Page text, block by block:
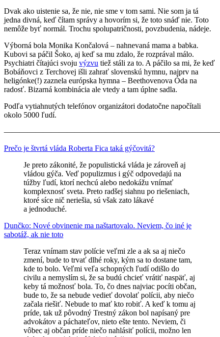
Dvak ako uistenie sa, že nie, nie sme v tom sami. Nie som ja tá
jedna divná, keď čítam správy a hovorím si, že toto snáď nie. Toto
nemôže byť normál. Trochu spolupatričnosti, povzbudenia, nádeje.
Výborná bola Monika Končalová – nahnevaná mama a babka.
Kubovi sa páčil Šoko, aj keď sa mu zdalo, že rozprával málo.
Psychiatri čítajúci svoju výzvu tiež stáli za to. A páčilo sa mi, že keď
Bobáňovci z Terchovej išli zahrať slovenskú hymnu, najprv na
heligónke(!) zaznela európska hymna – Beethovenova Óda na
radosť. Bizarná kombinácia ale vtedy a tam úplne sadla.
Podľa vytiahnutých telefónov organizátori dodatočne napočítali
okolo 5000 ľudí.
Prečo je štvrtá vláda Roberta Fica taká gýčovitá?
Je preto zákonité, že populistická vláda je zároveň aj
vládou gýča. Veď populizmus i gýč odpovedajú na
túžby ľudí, ktorí nechcú alebo nedokážu vnímať
komplexnosť sveta. Preto radšej siahnu po riešeniach,
ktoré síce nič neriešia, sú však zato lákavé
a jednoduché.
Dunčko: Nové obvinenie ma naštartovalo. Neviem, čo iné je
sabotáž, ak nie toto
Teraz vnímam stav polície veľmi zle a ak sa aj niečo
zmení, bude to trvať dlhé roky, kým sa to dostane tam,
kde to bolo. Veľmi veľa schopných ľudí odišlo do
civilu a nemyslím si, že sa budú chcieť vrátiť naspäť, aj
keby tá možnosť bola. To, čo dnes najviac pocíti občan,
bude to, že sa nebude vedieť dovolať polícii, aby niečo
začala riešiť. Nebude to mať kto robiť. A keď k tomu aj
príde, tak už pôvodný Trestný zákon bol napísaný pre
advokátov a páchateľov, nieto ešte tento. Neviem, či
vôbec aj občan príde niečo nahlásiť polícii, možno len